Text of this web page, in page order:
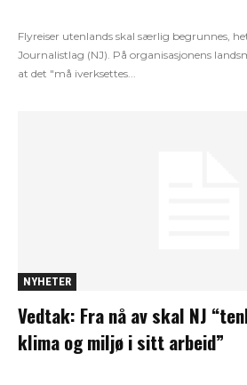
Flyreiser utenlands skal særlig begrunnes,
Journalistlag (NJ). På organisasjonens
at det "må iverksettes...
NYHETER
Vedtak: Fra nå av skal NJ
klima og miljø i sitt arbeid”